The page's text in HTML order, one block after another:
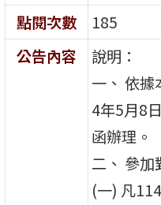
點閱次數
185
公告內容
說明：
一、 依
4年5月8
函辦理。
二、 參加
(一) 凡